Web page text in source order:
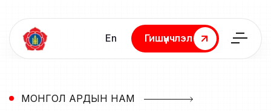
En
Гишүүнчлэл
Гишүүнчлэл
МОНГОЛ АРДЫН НАМ